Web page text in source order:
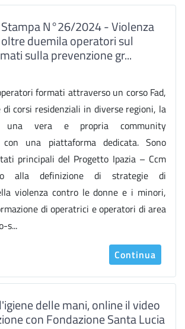
Stampa N°26/2024 - Violenza
duemila operatori sul
sulla prevenzione gr...
formati attraverso un corso Fad,
di corsi residenziali in diverse regioni, la
una vera e propria community
con una piattaforma dedicata. Sono
principali del Progetto Ipazia – Ccm
alla definizione di strategie di
violenza contro le donne e i minori,
di operatrici e operatori di area
s...
Continua
delle mani, online il video
con Fondazione Santa Lucia